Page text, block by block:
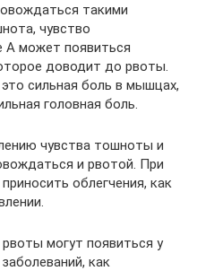
такими
чувство
А может появиться
доводит до рвоты.
сильная боль в мышцах,
головная боль.
чувства тошноты и
и рвотой. При
облегчения, как
могут появиться у
как